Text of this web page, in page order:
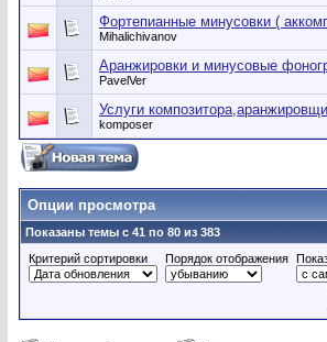
Фортепианные минусовки (
Mihalichivanov
Аранжировки и минусовые
PavelVer
Услуги
komposer
Опции просмотра
Показаны темы с 41 по 80 из 383
Критерий сортировки
Порядок отображения